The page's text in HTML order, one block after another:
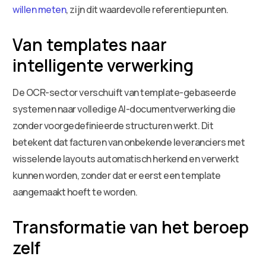
willen meten, zijn dit waardevolle referentiepunten.
Van templates naar
intelligente verwerking
De OCR-sector verschuift van template-gebaseerde
systemen naar volledige AI-documentverwerking die
zonder voorgedefinieerde structuren werkt. Dit
betekent dat facturen van onbekende leveranciers met
wisselende layouts automatisch herkend en verwerkt
kunnen worden, zonder dat er eerst een template
aangemaakt hoeft te worden.
Transformatie van het beroep
zelf